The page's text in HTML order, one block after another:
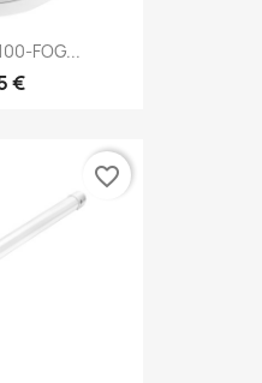
FOG...
€
favorite_border